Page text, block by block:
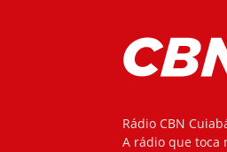
Rádio CBN
A rádio que toca